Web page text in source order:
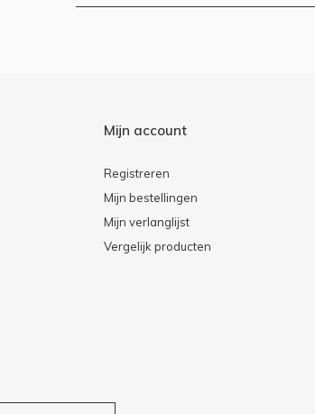
Mijn account
Registreren
Mijn bestellingen
Mijn verlanglijst
Vergelijk producten